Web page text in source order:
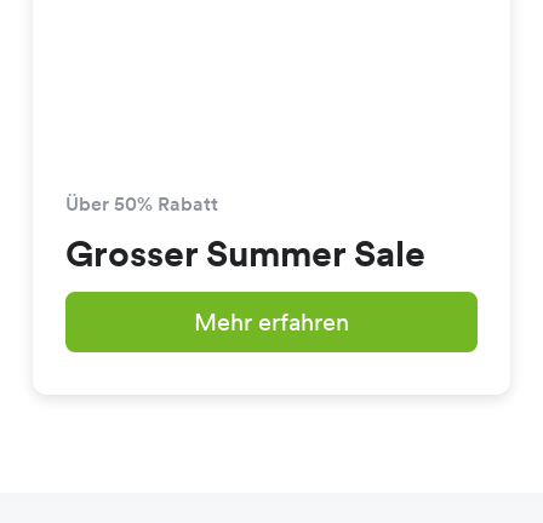
Über 50% Rabatt
Grosser Summer Sale
Mehr erfahren